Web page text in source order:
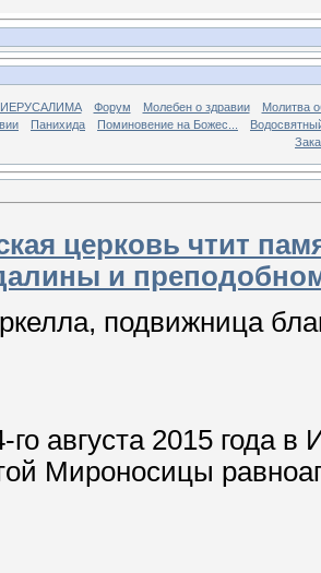
Форум Молебен о здравии
Молитва
Панихида Поминовение на Божес...
церковь чтит
и
го августа 2015 года
Мироносицы